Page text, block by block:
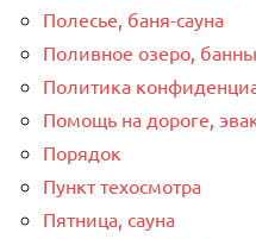
Полесье, баня-сауна
Поливное озеро,
Политика
Помощь на дороге,
Порядок
Пункт техосмотра
Пятница, сауна